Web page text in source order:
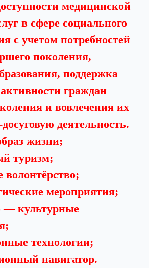
медицинской
в сфере социального
с учетом потребностей
поколения,
поддержка
граждан
и вовлечения их
деятельность.
жизни;
туризм;
волонтёрство;
мероприятия;
— культурные
технологии;
навигатор.